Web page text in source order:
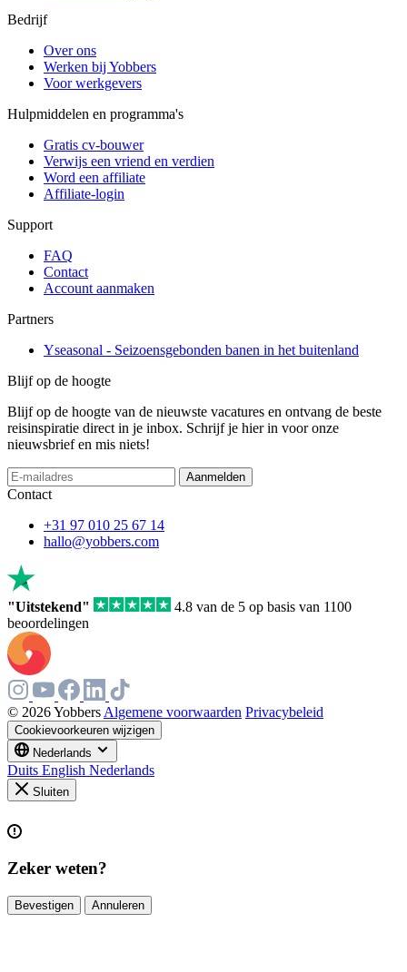
Bedrijf
Over ons
Werken bij Yobbers
Voor werkgevers
Hulpmiddelen en programma's
Gratis cv-bouwer
Verwijs een vriend en verdien
Word een affiliate
Affiliate-login
Support
FAQ
Contact
Account aanmaken
Partners
Yseasonal - Seizoensgebonden banen in het buitenland
Blijf op de hoogte
Blijf op de hoogte van de nieuwste vacatures en ontvang de beste
reisinspiratie direct in je inbox. Schrijf je hier in voor onze
nieuwsbrief en mis niets!
If
you
human,
this
field
Aanmelden
Contact
+31 97 010 25 67 14
hallo@yobbers.com
"Uitstekend"
4.8 van de 5 op basis van 1100
beoordelingen
© 2026 Yobbers Algemene voorwaarden Privacybeleid
Cookievoorkeuren wijzigen
Nederlands
Duits English Nederlands
Sluiten
Zeker weten?
Bevestigen Annuleren